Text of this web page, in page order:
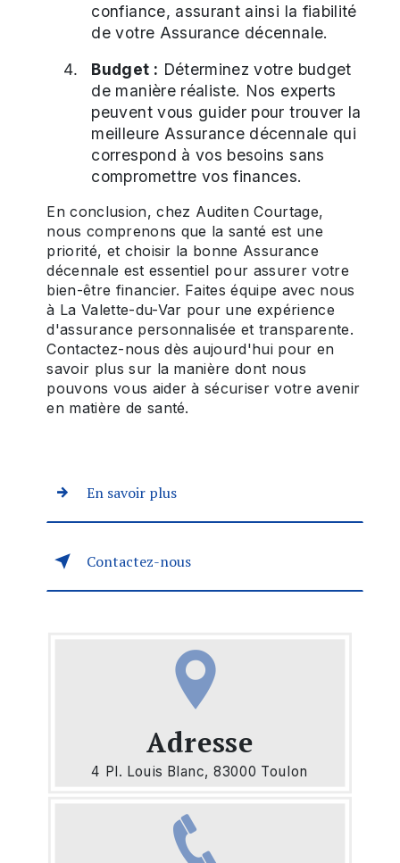
confiance, assurant ainsi la fiabilité
de votre Assurance décennale.
Budget : Déterminez votre budget
de manière réaliste. Nos experts
peuvent vous guider pour trouver la
meilleure Assurance décennale qui
correspond à vos besoins sans
compromettre vos finances.
En conclusion, chez Auditen Courtage,
nous comprenons que la santé est une
priorité, et choisir la bonne Assurance
décennale est essentiel pour assurer votre
bien-être financier. Faites équipe avec nous
à La Valette-du-Var pour une expérience
d'assurance personnalisée et transparente.
Contactez-nous dès aujourd'hui pour en
savoir plus sur la manière dont nous
pouvons vous aider à sécuriser votre avenir
en matière de santé.
En savoir plus
Contactez-nous
Adresse
4 Pl. Louis Blanc, 83000 Toulon